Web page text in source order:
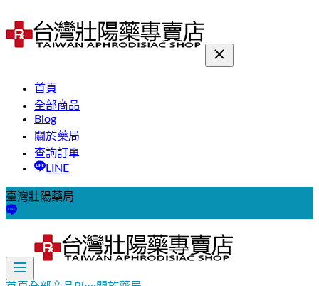
首頁
全部商品
Blog
關於藥局
查詢訂單
LINE
臺灣壯陽藥局